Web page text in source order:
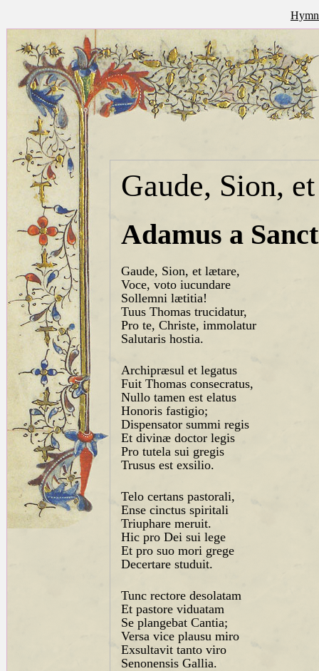
Gaude, Sion,
Adamus a
Gaude, Sion, et lætare,
Voce, voto iucundare
Sollemni lætitia!
Tuus Thomas trucidatur,
Pro te, Christe, immolatur
Salutaris hostia.
Archipræsul et legatus
Fuit Thomas consecratus,
Nullo tamen est elatus
Honoris fastigio;
Dispensator summi regis
Et divinæ doctor legis
Pro tutela sui gregis
Trusus est exsilio.
Telo certans pastorali,
Ense cinctus spiritali
Triuphare meruit.
Hic pro Dei sui lege
Et pro suo mori grege
Decertare studuit.
Tunc rectore desolatam
Et pastore viduatam
Se plangebat Cantia;
Versa vice plausu miro
Exsultavit tanto viro
Senonensis Gallia.